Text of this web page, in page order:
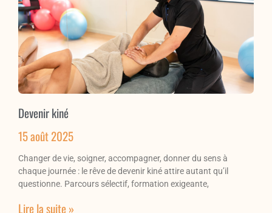
Devenir kiné
15 août 2025
Changer de vie, soigner, accompagner, donner du sens à
chaque journée : le rêve de devenir kiné attire autant qu’il
questionne. Parcours sélectif, formation exigeante,
Lire la suite »